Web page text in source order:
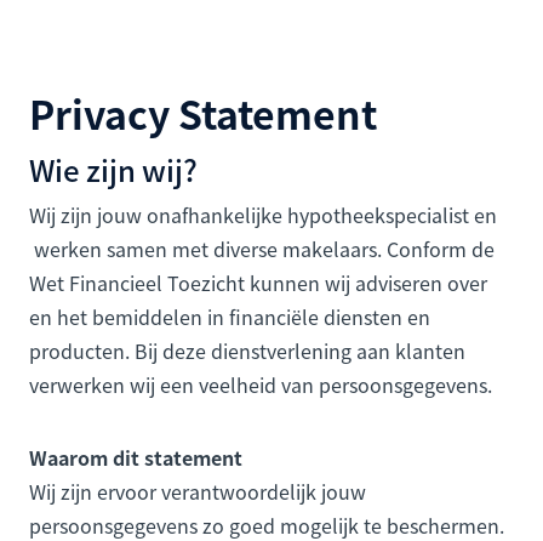
Privacy Statement
Wie zijn wij?
Wij zijn jouw onafhankelijke hypotheekspecialist en
werken samen met diverse makelaars. Conform de
Wet Financieel Toezicht kunnen wij adviseren over
en het bemiddelen in financiële diensten en
producten. Bij deze dienstverlening aan klanten
verwerken wij een veelheid van persoonsgegevens.
Waarom dit statement
Wij zijn ervoor verantwoordelijk jouw
persoonsgegevens zo goed mogelijk te beschermen.